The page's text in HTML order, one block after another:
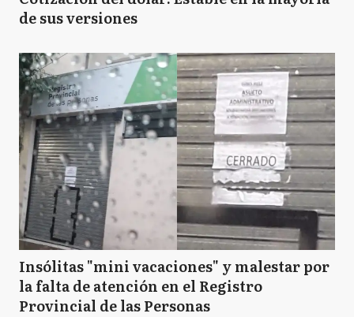
de sus versiones
Insólitas "mini vacaciones" y malestar por
la falta de atención en el Registro
Provincial de las Personas